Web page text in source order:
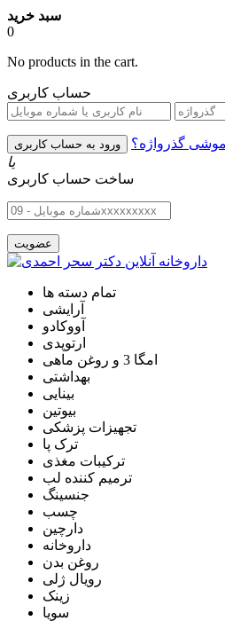
سبد خرید
0
No products in the cart.
حساب کاربری
گذرواژه؟
یا
ساخت حساب کاربری
تمام دسته ها
آرایشی
آووکادو
ارتوپدی
امگا 3 و روغن ماهی
بهداشتی
بینایی
بیوتین
تجهیزات پزشکی
ترک پا
ترکیبات مغذی
ترمیم کننده لب
جنسینگ
چسب
دارچین
داروخانه
روغن بدن
رویال ژلی
زینک
سویا